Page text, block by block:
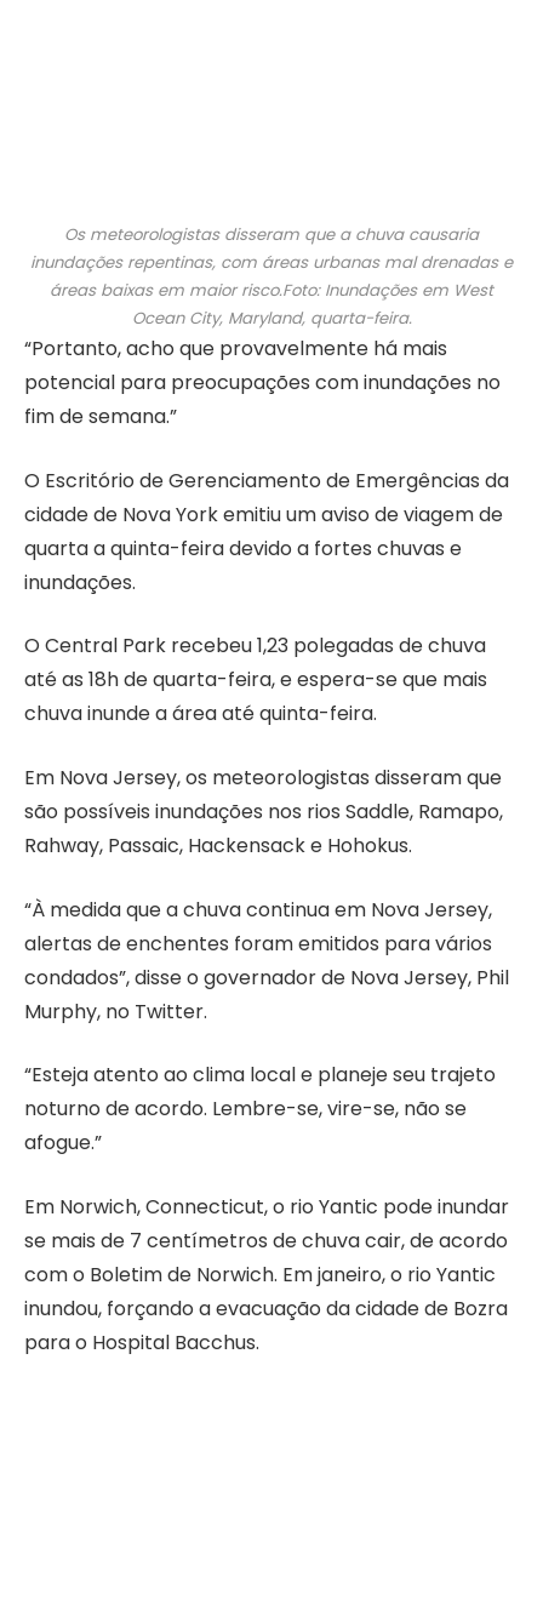
Os meteorologistas disseram que a chuva causaria
inundações repentinas, com áreas urbanas mal drenadas e
áreas baixas em maior risco.Foto: Inundações em West
Ocean City, Maryland, quarta-feira.
“Portanto, acho que provavelmente há mais
potencial para preocupações com inundações no
fim de semana.”
O Escritório de Gerenciamento de Emergências da
cidade de Nova York emitiu um aviso de viagem de
quarta a quinta-feira devido a fortes chuvas e
inundações.
O Central Park recebeu 1,23 polegadas de chuva
até as 18h de quarta-feira, e espera-se que mais
chuva inunde a área até quinta-feira.
Em Nova Jersey, os meteorologistas disseram que
são possíveis inundações nos rios Saddle, Ramapo,
Rahway, Passaic, Hackensack e Hohokus.
“À medida que a chuva continua em Nova Jersey,
alertas de enchentes foram emitidos para vários
condados”, disse o governador de Nova Jersey, Phil
Murphy, no Twitter.
“Esteja atento ao clima local e planeje seu trajeto
noturno de acordo. Lembre-se, vire-se, não se
afogue.”
Em Norwich, Connecticut, o rio Yantic pode inundar
se mais de 7 centímetros de chuva cair, de acordo
com o Boletim de Norwich. Em janeiro, o rio Yantic
inundou, forçando a evacuação da cidade de Bozra
para o Hospital Bacchus.